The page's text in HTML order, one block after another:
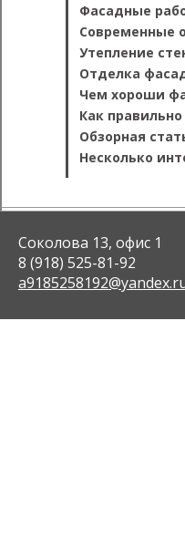
Фасадные
Современные
Утепление
Отделка
Чем хороши
Как
Обзорная
Несколько
Соколова 13, офис 1
8 (918) 525-81-92